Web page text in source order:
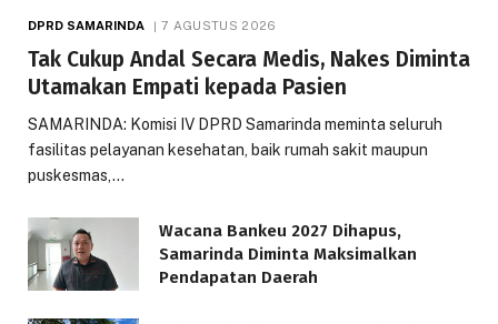
DPRD SAMARINDA 7 AGUSTUS 2026
Tak Cukup Andal Secara Medis, Nakes Diminta
Utamakan Empati kepada Pasien
SAMARINDA: Komisi IV DPRD Samarinda meminta seluruh
fasilitas pelayanan kesehatan, baik rumah sakit maupun
puskesmas,…
Wacana Bankeu 2027 Dihapus,
Samarinda Diminta Maksimalkan
Pendapatan Daerah